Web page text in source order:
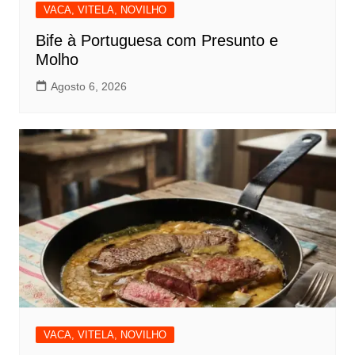
VACA, VITELA, NOVILHO
Bife à Portuguesa com Presunto e
Molho
Agosto 6, 2026
VACA, VITELA, NOVILHO